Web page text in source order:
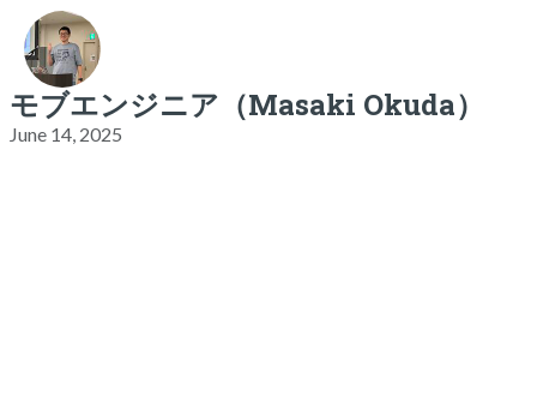
モブエンジニア（Masaki Okuda）
June 14, 2025